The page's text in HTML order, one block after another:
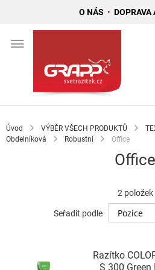
O NÁS • DOPRAVA
Úvod VÝBĚR VŠECH PRODUKTŮ
Obdelníková
Robustní Office
Office
2 položek
Seřadit podle
Razítko
S 300 Green